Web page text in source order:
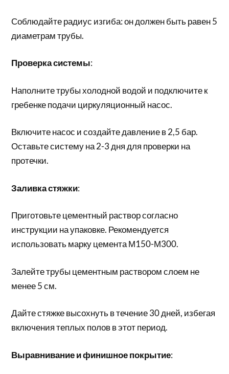
Соблюдайте радиус изгиба: он должен быть равен 5
диаметрам трубы.
Проверка системы:
Наполните трубы холодной водой и подключите к
гребенке подачи циркуляционный насос.
Включите насос и создайте давление в 2,5 бар.
Оставьте систему на 2-3 дня для проверки на
протечки.
Заливка стяжки:
Приготовьте цементный раствор согласно
инструкции на упаковке. Рекомендуется
использовать марку цемента М150-М300.
Залейте трубы цементным раствором слоем не
менее 5 см.
Дайте стяжке высохнуть в течение 30 дней, избегая
включения теплых полов в этот период.
Выравнивание и финишное покрытие: